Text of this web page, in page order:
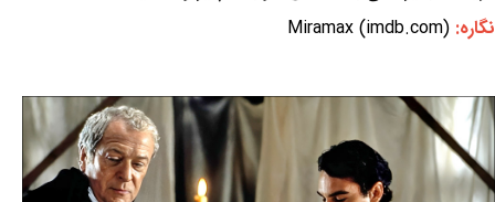
نگاره: Miramax (imdb.com)